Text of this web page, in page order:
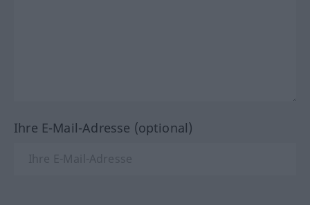
Ihre E-Mail-Adresse (optional)